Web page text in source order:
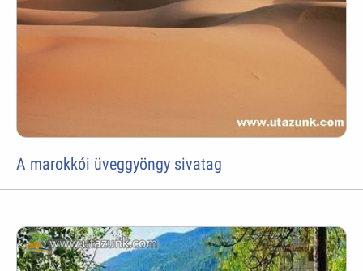
A marokkói üveggyöngy sivatag